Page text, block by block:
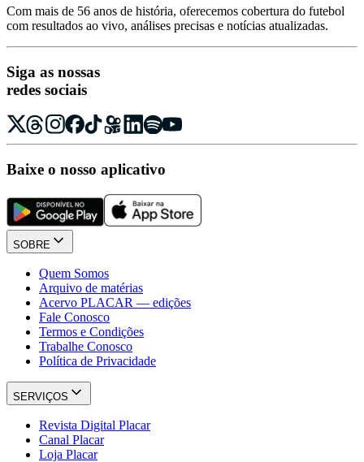
Com mais de 56 anos de história, oferecemos cobertura do futebol
com resultados ao vivo, análises precisas e notícias atualizadas.
Siga as nossas
redes sociais
Baixe o nosso aplicativo
SOBRE
Quem Somos
Arquivo de matérias
Acervo PLACAR — edições
Fale Conosco
Termos e Condições
Trabalhe Conosco
Política de Privacidade
SERVIÇOS
Revista Digital Placar
Canal Placar
Loja Placar